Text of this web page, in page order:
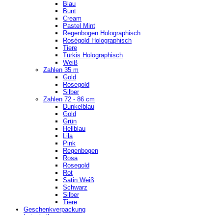
Blau
Bunt
Cream
Pastel Mint
Regenbogen Holographisch
Roségold Holographisch
Tiere
Türkis Holographisch
Weiß
Zahlen 35 m
Gold
Rosegold
Silber
Zahlen 72 - 86 cm
Dunkelblau
Gold
Grün
Hellblau
Lila
Pink
Regenbogen
Rosa
Rosegold
Rot
Satin Weiß
Schwarz
Silber
Tiere
Geschenkverpackung